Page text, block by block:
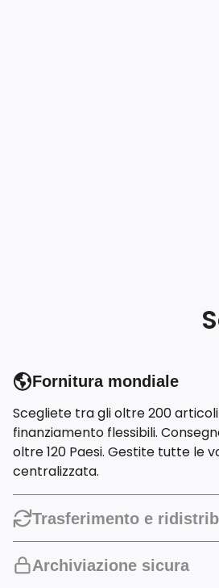
Fornitura mondiale
Scegliete tra gli oltre 200
finanziamento flessibili.
oltre 120 Paesi. Gestite tutte le
centralizzata.
Trasferimento e
nostra configurazione tecnica
Archiviazione sicura